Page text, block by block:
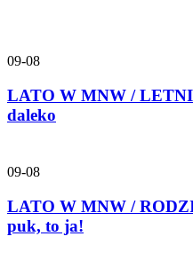
09-08
LATO W MNW /
daleko
09-08
LATO W MNW /
puk, to ja!